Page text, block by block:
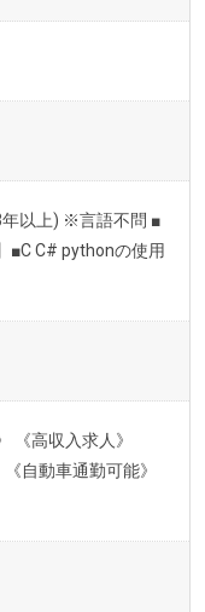
年以上) ※言語不問 ■
■C C# pythonの使用
《高収入求人》
自動車通勤可能》